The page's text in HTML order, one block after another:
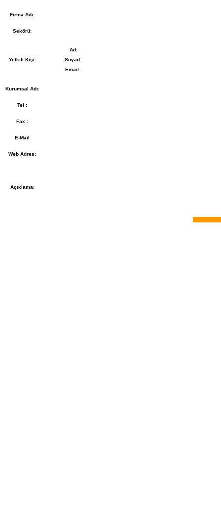
Firma Adı:
Sekörü:
Yetkili Kişi:
Ad:
Soyad :
Email :
Kurumsal Adı:
Tel :
Fax :
E-Mail
Web Adres:
Açıklama: